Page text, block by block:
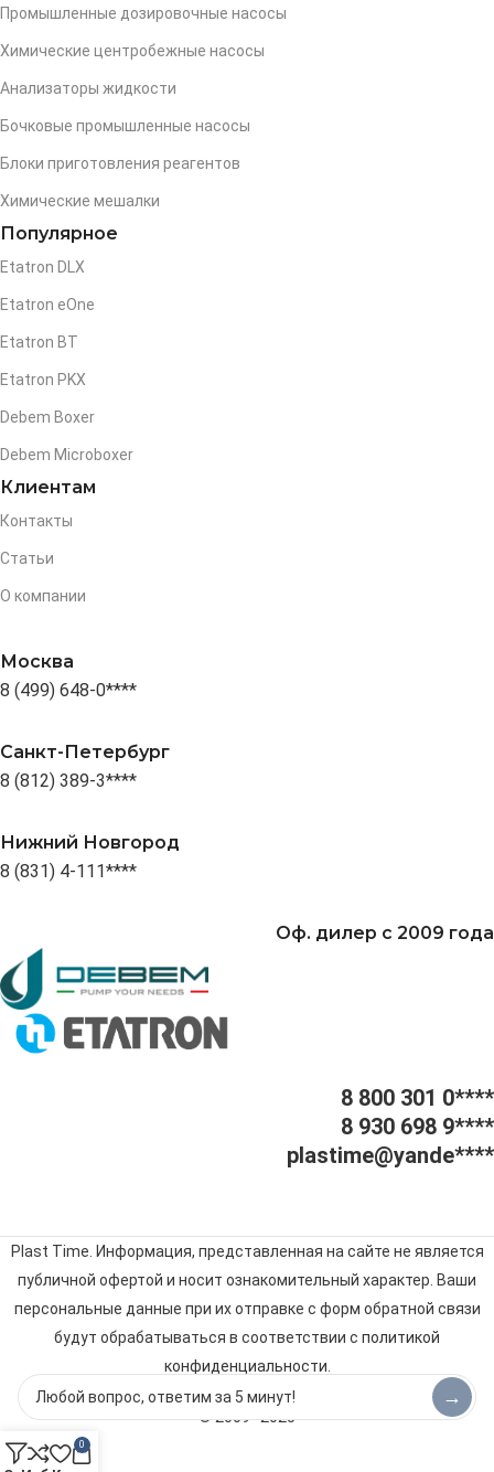
Промышленные дозировочные насосы
Химические центробежные насосы
Анализаторы жидкости
Бочковые промышленные насосы
Блоки приготовления реагентов
Химические мешалки
Популярное
Etatron DLX
Etatron eOne
Etatron BT
Etatron PKX
Debem Boxer
Debem Microboxer
Клиентам
Контакты
Статьи
О компании
Москва
8 (499) 648-0****
Санкт-Петербург
8 (812) 389-3****
Нижний Новгород
8 (831) 4-111****
Оф. дилер с 2009 года
8 800 301 0****
8 930 698 9****
plastime@yande****
Plast Time. Информация, представленная на сайте не является
публичной офертой и носит ознакомительный характер. Ваши
персональные данные при их отправке с форм обратной связи
будут обрабатываться в соответствии с политикой
конфиденциальности
© 2009–2025
→
0